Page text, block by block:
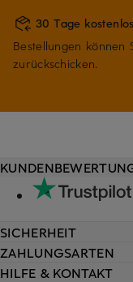
30 Tage
Bestellungen können
zurückschicken.
HILFE & KONTAKT
SICHERHEIT
ZAHLUNGSARTEN